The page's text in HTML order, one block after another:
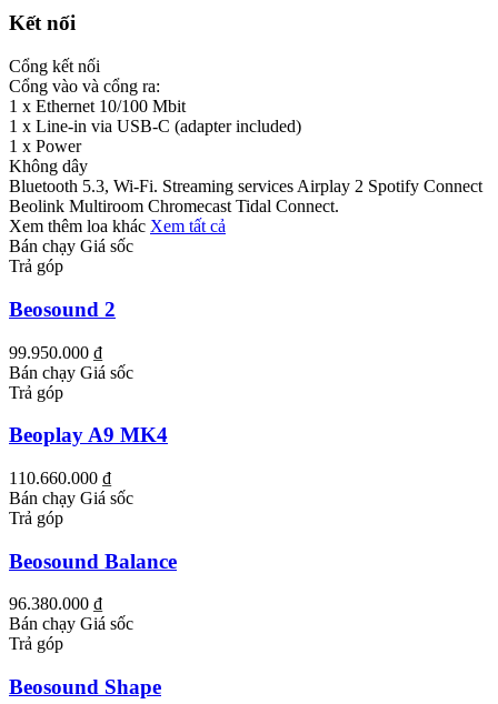
Kết nối
Cổng kết nối
Cổng vào và cổng ra:
1 x Ethernet 10/100 Mbit
1 x Line-in via USB-C (adapter included)
1 x Power
Không dây
Bluetooth 5.3, Wi-Fi. Streaming services Airplay 2 Spotify Connect
Beolink Multiroom Chromecast Tidal Connect.
Xem thêm loa khác Xem tất cả
Bán chạy Giá sốc
Trả góp
Beosound 2
99.950.000 ₫
Bán chạy Giá sốc
Trả góp
Beoplay A9 MK4
110.660.000 ₫
Bán chạy Giá sốc
Trả góp
Beosound Balance
96.380.000 ₫
Bán chạy Giá sốc
Trả góp
Beosound Shape